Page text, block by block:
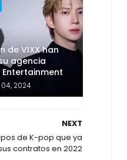
de VIXX han
agencia
2024
NEXT
de K-pop que ya
contratos en 2022